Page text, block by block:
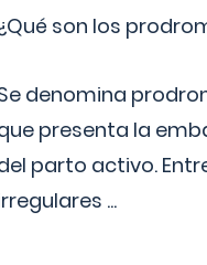
son los
denomina
presenta la
parto activo.
...